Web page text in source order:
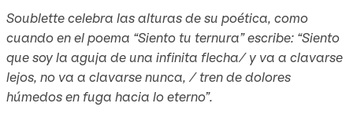
Soublette celebra las alturas de su poética, como
cuando en el poema “Siento tu ternura” escribe: “Siento
que soy la aguja de una infinita flecha/ y va a clavarse
lejos, no va a clavarse nunca, / tren de dolores
húmedos en fuga hacia lo eterno”.